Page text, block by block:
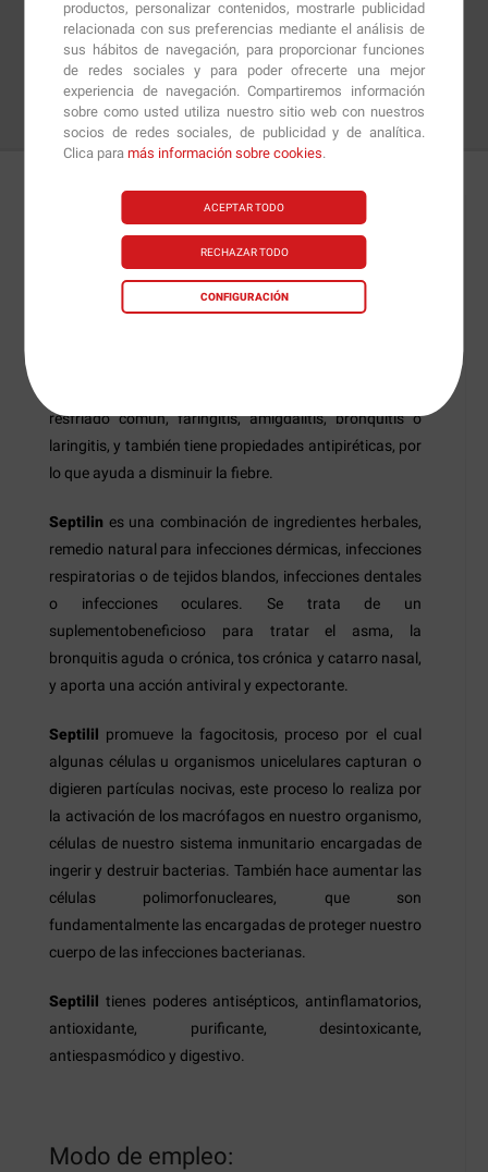
productos, personalizar contenidos, mostrarle publicidad
relacionada con sus preferencias mediante el análisis de
sus hábitos de navegación, para proporcionar funciones
de redes sociales y para poder ofrecerte una mejor
experiencia de navegación. Compartiremos información
sobre como usted utiliza nuestro sitio web con nuestros
socios de redes sociales, de publicidad y de analítica.
Clica paramás información sobre cookies.
ACEPTAR TODO
RECHAZAR TODO
CONFIGURACIÓN
Preguntas +Info
deHimalaya Herbales un suplemento para
reforzar los anticuerpos, fortaleciendo al sistema
resfriado común, faringitis, amigdalitis, bronquitis o
laringitis, y también tiene propiedades antipiréticas, por
lo que ayuda a disminuir la fiebre.
Septilin es una combinación de ingredientes herbales,
remedio natural para infecciones dérmicas, infecciones
respiratorias o de tejidos blandos, infecciones dentales
o infecciones oculares. Se trata de un
suplementobeneficioso para tratar el asma, la
bronquitis aguda o crónica, tos crónica y catarro nasal,
y aporta una acción antiviral y expectorante.
Septilil promueve la fagocitosis, proceso por el cual
algunas células u organismos unicelulares capturan o
digieren partículas nocivas, este proceso lo realiza por
la activación de los macrófagos en nuestro organismo,
células de nuestro sistema inmunitario encargadas de
ingerir y destruir bacterias. También hace aumentar las
células polimorfonucleares, que son
fundamentalmente las encargadas de proteger nuestro
cuerpo de las infecciones bacterianas.
Septilil tienes poderes antisépticos, antinflamatorios,
antioxidante, purificante, desintoxicante,
antiespasmódico y digestivo.
Modo de empleo: